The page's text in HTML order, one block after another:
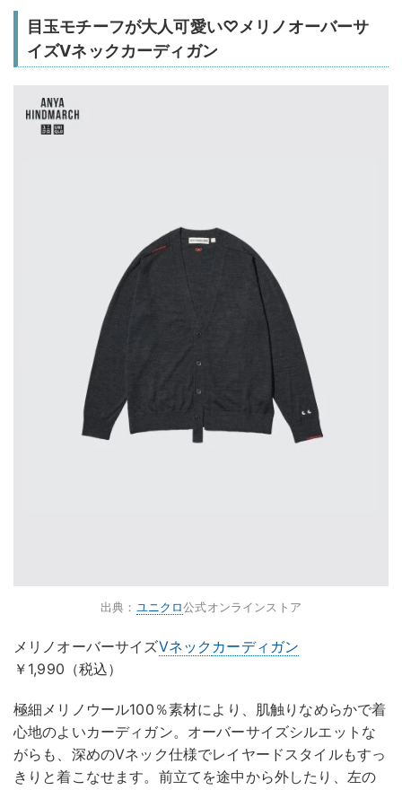
目玉モチーフが大人可愛い♡メリノオーバーサ
イズVネックカーディガン
出典： ユニクロ公式オンラインストア
メリノオーバーサイズVネック カーディガン
￥1,990（税込）
極細メリノウール100％素材により、肌触りなめらかで着
心地のよいカーディガン。オーバーサイズシルエットな
がらも、深めのVネック仕様でレイヤードスタイルもすっ
きりと着こなせます。前立てを途中から外したり、左の